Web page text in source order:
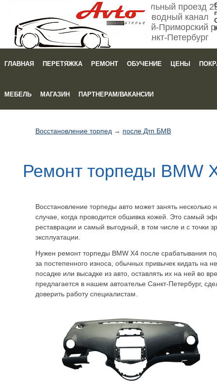
Мебельный проезд
Обводный канал
Кировский-Приморский
Санкт-Петербург
ГЛАВНАЯ ПЕРЕТЯЖКА РЕМОНТ ОБУЧЕНИЕ ЦЕНЫ
МЕБЕЛЬ МАГАЗИН ПАРТНЕРАМ/ВАКАНСИИ
Восстановление торпед → после Дтп БМВ
Ремонт торпеды BMW
Восстановление торпеды авто может занять несколько
случае, когда проводится обшивка кожей. Это самый
реставрации и самый выгодный, в том числе и с точки
эксплуатации.
Нужен ремонт торпеды BMW X4 после срабатывания
за постепенного износа, обычных привычек кидать на
посадке или высадке из авто, оставлять их на ней во
предлагается в нашем автоателье Санкт-Петербург,
доверить работу специалистам.